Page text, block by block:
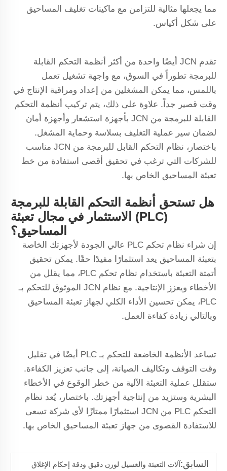
مما يجعلها مثالية للتزامن مع ماكينات تغليف المساحيق
على شكل أكياس.
تقدم JCN أيضًا واحدة من أكثر أنظمة التحكم القابلة
للبرمجة تطوراً في السوق، مع واجهة تشغيل تعمل
باللمس، مما يمكن المشغلين من إعداد ومراقبة الإنتاج في
وقت قصير جداً. علاوة على ذلك، يتم تركيب أنظمة التحكم
القابلة للبرمجة من JCN بأجهزة استشعار وأجهزة أمان
لضمان سير عملية التغليف بسلاسة وحماية المشغل.
باختصار، نظام التحكم القابل للبرمجة من JCN مناسب
للشركات التي ترغب في تحقيق أقصى استفادة من خط
تعبئة المساحيق الخاص بها.
هل تستحق أنظمة التحكم القابلة للبرمجة
(PLC) الاستثمار في مجال تعبئة
المساحيق؟
إن شراء نظام تحكم PLC عالي الجودة لأجهزتك الخاصة
بتعبئة المساحيق يعد استثمارًا مفيدًا حقًا. يمكن تحقيق
أتمتة التعبئة باستخدام نظام تحكم PLC، مما يقلل من
الأخطاء ويعزز الإنتاجية. مع نظام JCN الموثوق للتحكم بـ
PLC، يمكن تحسين الأداء الكلي لجهاز تعبئة المساحيق
وبالتالي زيادة كفاءة العمل.
تساعد الأنظمة الخاضعة للتحكم بـ PLC أيضًا في تقليل
وقت التوقف وتكاليف الصيانة، إلى جانب تعزيز الكفاءة.
ستقلل عملية التعبئة الآلية من خطر الوقوع في الأخطاء
البشرية وستزيد من إنتاجية أجهزتك. باختصار، يُعد نظام
التحكم PLC من JCN استثمارًا ممتازًا لأي شركة تسعى
للاستفادة القصوى من جهاز تعبئة المساحيق الخاص بها.
السابق:آلات التعبئة والغسيل لوزن دقيق ودقة إحكام الإغلاق